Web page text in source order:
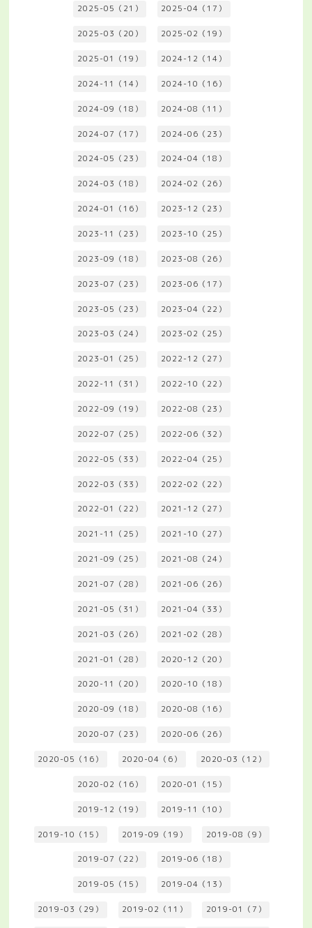
2025-05（21） 2025-04（17）
2025-03（20） 2025-02（19）
2025-01（19） 2024-12（14）
2024-11（14） 2024-10（16）
2024-09（18） 2024-08（11）
2024-07（17） 2024-06（23）
2024-05（23） 2024-04（18）
2024-03（18） 2024-02（26）
2024-01（16） 2023-12（23）
2023-11（23） 2023-10（25）
2023-09（18） 2023-08（26）
2023-07（23） 2023-06（17）
2023-05（23） 2023-04（22）
2023-03（24） 2023-02（25）
2023-01（25） 2022-12（27）
2022-11（31） 2022-10（22）
2022-09（19） 2022-08（23）
2022-07（25） 2022-06（32）
2022-05（33） 2022-04（25）
2022-03（33） 2022-02（22）
2022-01（22） 2021-12（27）
2021-11（25） 2021-10（27）
2021-09（25） 2021-08（24）
2021-07（28） 2021-06（26）
2021-05（31） 2021-04（33）
2021-03（26） 2021-02（28）
2021-01（28） 2020-12（20）
2020-11（20） 2020-10（18）
2020-09（18） 2020-08（16）
2020-07（23） 2020-06（26）
2020-05（16） 2020-04（6） 2020-03（12）
2020-02（16） 2020-01（15）
2019-12（19） 2019-11（10）
2019-10（15） 2019-09（19） 2019-08（9）
2019-07（22） 2019-06（18）
2019-05（15） 2019-04（13）
2019-03（29） 2019-02（11） 2019-01（7）